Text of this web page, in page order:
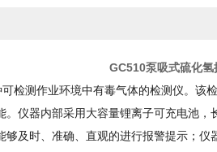
GC510泵吸式硫化氢
检测作业环境中有毒气体的检测仪。该
。仪器内部采用大容量锂离子可充电池
及时、准确、直观的进行报警提示；